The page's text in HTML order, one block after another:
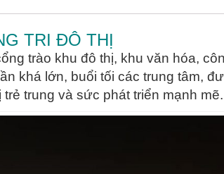
TRI ĐÔ THỊ
trào khu đô thị, khu văn hóa,
khá lớn, buổi tối các trung tâm,
trung và sức phát triển mạnh mẽ.